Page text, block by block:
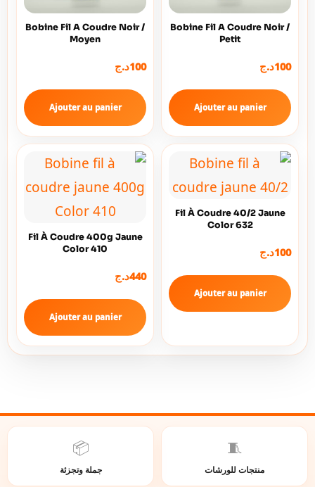
Bobine Fil A Coudre Noir /
Petit
100د.ج
Ajouter au panier
Bobine Fil A Coudre Noir /
Moyen
100د.ج
Ajouter au panier
Fil À Coudre 40/2 Jaune
Color 632
100د.ج
Ajouter au panier
Fil À Coudre 400g Jaune
Color 410
440د.ج
Ajouter au panier
🧵
منتجات للورشات
📦
جملة وتجزئة